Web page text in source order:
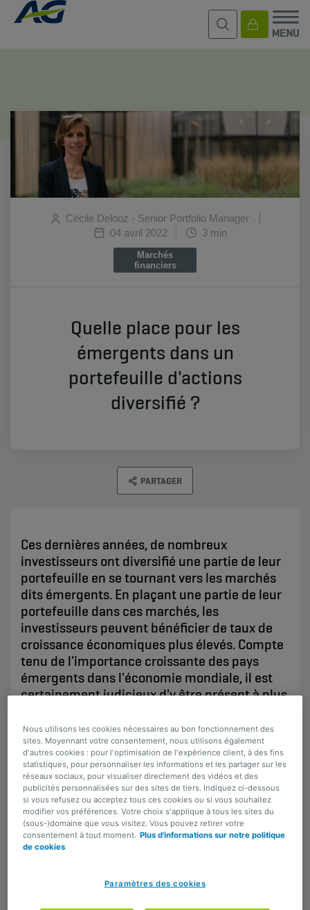
Cécile Delooz - Senior Portfolio Manager
04 avril 2022
3 min
Marchés
financiers
Quelle place pour les
émergents dans un
portefeuille d'actions
diversifié ?
PARTAGER
Ces dernières années, de nombreux
investisseurs ont diversifié une partie de leur
portefeuille en se tournant vers les marchés
dits émergents. En plaçant une partie de leur
portefeuille dans ces marchés, les
investisseurs peuvent bénéficier de taux de
croissance économiques plus élevés. Compte
tenu de l'importance croissante des pays
émergents dans l'économie mondiale, il est
certainement judicieux d'y être présent à plus
Delooz, Senior Equity Portfolio Manager chez
AG.
​​​​​​​​​​​​Aujourd'hui, les pays dits émergents représentent
déjà un peu plus de 50 % du PIB mondial, un chiffre
qui pourrait atteindre 60 % d'ici 2030. Les États les
plus importants dans les indices des pays
émergents sont la Chine, Taïwan, l'Inde, la Corée
du Sud, le Brésil et, jusqu'il y a peu, la Russie.
été supprimée de tous les indices.
Nous utilisons les cookies nécessaires au bon fonctionnement des
sites. Moyennant votre consentement, nous utilisons également
d'autres cookies : pour l'optimisation de l'expérience client, à des fins
statistiques, pour personnaliser les informations et les partager sur les
réseaux sociaux, pour visualiser directement des vidéos et des
publicités personnalisées sur des sites de tiers. Indiquez ci-dessous
si vous refusez ou acceptez tous ces cookies ou si vous souhaitez
modifier vos préférences. Votre choix s'applique à tous les sites du
(sous-)domaine que vous visitez. Vous pouvez retirer votre
consentement à tout moment. Plus d'informations sur notre politique
de cookies
Paramètres des cookies